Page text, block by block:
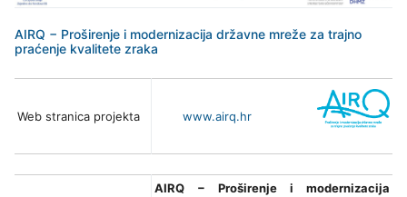
AIRQ − Proširenje i modernizacija državne mreže za trajno
praćenje kvalitete zraka
Web stranica projekta www.airq.hr
AIRQ − Proširenje i modernizacija